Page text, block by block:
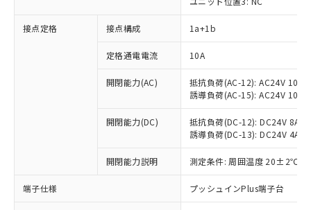
接点定格 接点構成 1a+1b
定格通電電流 10A
開閉能力(AC)
抵抗負荷(AC-12): AC24V 10A/
誘導負荷(AC-15): AC24V
開閉能力(DC)
抵抗負荷(DC-12): DC24V 8A/
誘導負荷(DC-13): DC24V 4A/
開閉能力説明 測定条件: 周囲温度 20±2℃、
端子仕様 プッシュインPlus端子台
対応済み：EU RoHS指令（10物質）の
非含有に対応した製品が提供可能な商品で